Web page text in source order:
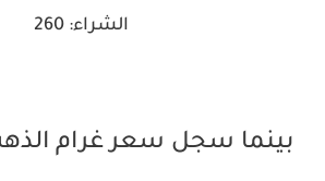
الشراء: 260
بينما سجل سعر غرام